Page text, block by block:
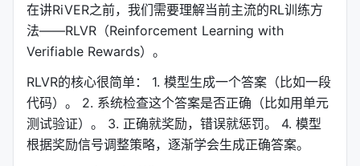
在讲RiVER之前，我们需要理解当前主流的RL训练方
法——RLVR（Reinforcement Learning with
Verifiable Rewards）。
RLVR的核心很简单： 1. 模型生成一个答案（比如一段
代码）。 2. 系统检查这个答案是否正确（比如用单元
测试验证）。 3. 正确就奖励，错误就惩罚。 4. 模型
根据奖励信号调整策略，逐渐学会生成正确答案。